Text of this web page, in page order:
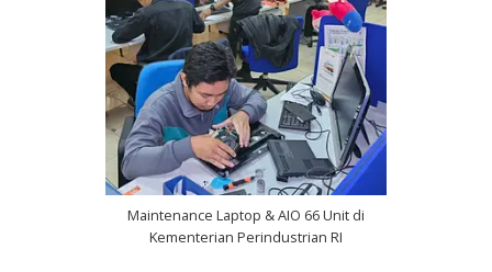
Maintenance Laptop & AIO 66 Unit di
Kementerian Perindustrian RI